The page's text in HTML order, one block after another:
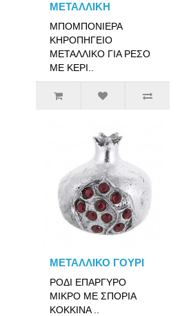
ΜΕΤΑΛΛΙΚΗ
ΜΠΟΜΠΟΝΙΕΡΑ
ΚΗΡΟΠΗΓΕΙΟ
ΜΕΤΑΛΛΙΚΟ ΓΙΑ ΡΕΣΟ
ΜΕ ΚΕΡΙ..
ΜΕΤΑΛΛΙΚΟ ΓΟΥΡΙ
ΡΟΔΙ ΕΠΑΡΓΥΡΟ
ΜΙΚΡΟ ΜΕ ΣΠΟΡΙΑ
ΚΟΚΚΙΝΑ ..